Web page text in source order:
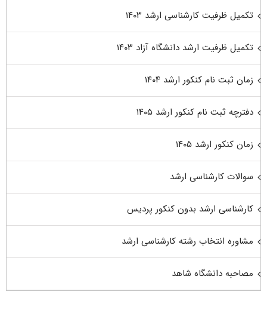
تکمیل ظرفیت کارشناسی ارشد ۱۴۰۳
تکمیل ظرفیت ارشد دانشگاه آزاد ۱۴۰۳
زمان ثبت نام کنکور ارشد ۱۴۰۴
دفترچه ثبت نام کنکور ارشد ۱۴۰۵
زمان کنکور ارشد ۱۴۰۵
سوالات کارشناسی ارشد
کارشناسی ارشد بدون کنکور پردیس
مشاوره انتخاب رشته کارشناسی ارشد
مصاحبه دانشگاه شاهد